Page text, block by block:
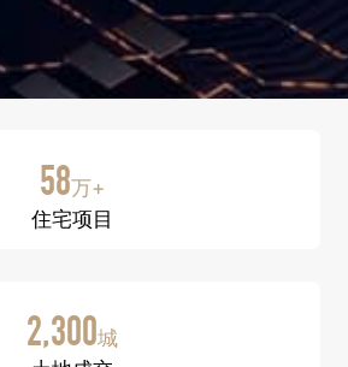
58万+
住宅项目
2,300城